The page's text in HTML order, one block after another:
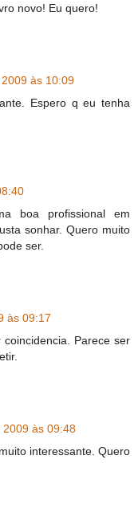
novo! Eu quero!
às 10:09
Espero q eu tenha
boa profissional em
sonhar. Quero muito
ser.
às 09:17
Parece ser
2009 às 09:48
interessante. Quero